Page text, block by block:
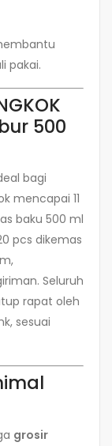
pakai.
500
bagi
mencapai 11
baku 500 ml
pcs dikemas
Seluruh
rapat oleh
sesuai
grosir